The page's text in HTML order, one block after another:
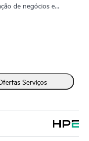
de negócios e
de dados
para os negócios
de materiais.
sistemas,
devolvendo
é essencial tomar
empresa que possam
disco rígido não é
Serviços